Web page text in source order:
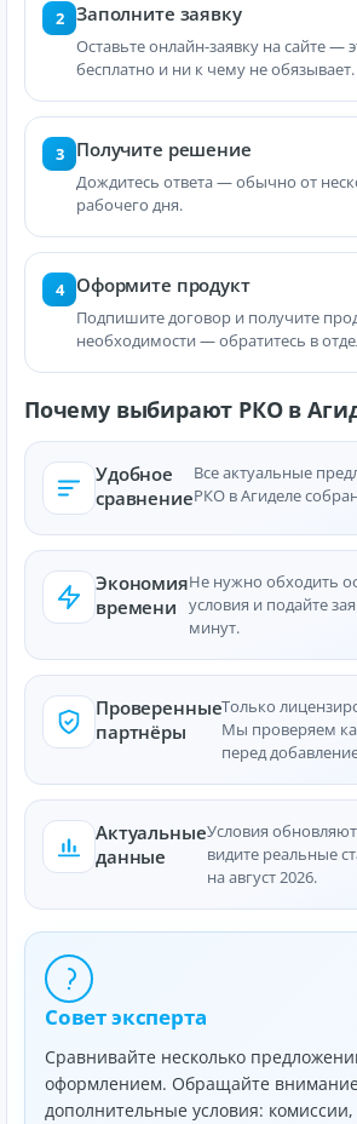
2 Заполните заявку
Оставьте онлайн-заявку на сайте —
бесплатно и ни к чему не обязывает.
3 Получите решение
Дождитесь ответа — обычно от
рабочего дня.
4 Оформите продукт
Подпишите договор и получите
необходимости — обратитесь в
Почему выбирают РКО в
Удобное
сравнение
Все актуальные
РКО в Агиделе
Экономия
времени
Не нужно обходить
условия и подайте
минут.
Проверенные
партнёры
Только
Мы проверяем
перед
Актуальные
данные
Условия
видите реальные
на август 2026.
Совет эксперта
Сравнивайте несколько
оформлением. Обращайте
дополнительные условия: комиссии,